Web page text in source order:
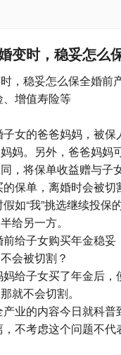
变时，稳妥怎么
，稳妥怎么保全婚前
增值寿险等
女的爸爸妈妈，被保
妈。另外，爸爸妈妈
，将保单收益赠与子
保单，离婚时会被切
如“我”挑选继续投保
给另一方。
给子女购买年金稳妥
会被切割？
给子女买了年金后，
就不会切割。
业的内容今日就科普
不考虑这个问题不代